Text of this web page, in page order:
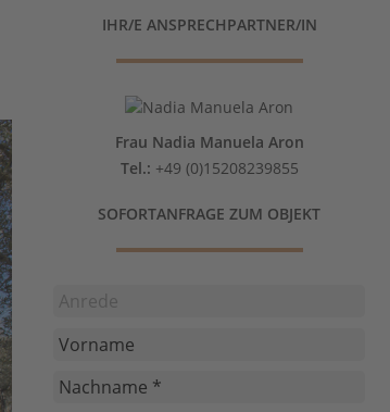
IHR/E ANSPRECHPARTNER/IN
Frau Nadia Manuela Aron
Tel.: +49 (0)15208239855
SOFORTANFRAGE ZUM OBJEKT